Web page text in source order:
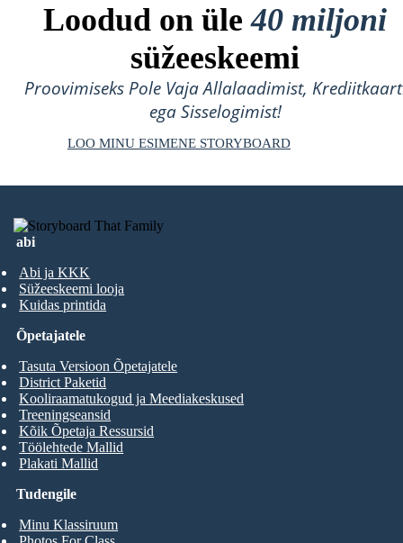
Loodud on üle40 miljoni
süžeeskeemi
Proovimiseks Pole Vaja Allalaadimist,
ega Sisselogimist!
LOO MINU ESIMENE STORYBOARD
abi
Abi ja KKK
Süžeeskeemi looja
Kuidas printida
Tudengile
Minu Klassiruum
Õpetajatele
Tasuta Versioon Õpetajatele
District Paketid
Kooliraamatukogud ja Meediakeskused
Treeningseansid
Kõik Õpetaja Ressursid
Töölehtede Mallid
Plakati Mallid